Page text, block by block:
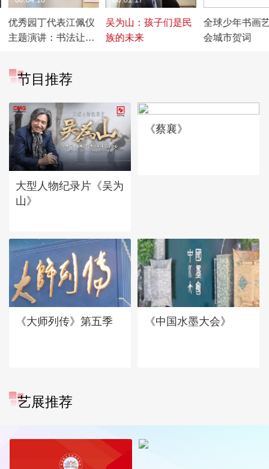
优秀园丁代表江佩仪
主题演讲：书法让我
吴为山：孩子们是民
族的未来
全球少年书画
会城市贺词
节目推荐
大型人物纪录片《吴为
山》
《蔡襄》
《大师列传》第五季 《中国水墨大会》
艺展推荐